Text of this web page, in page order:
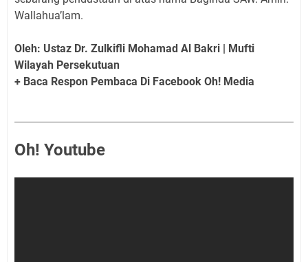
Wallahua’lam.
Oleh: Ustaz Dr. Zulkifli Mohamad Al Bakri | Mufti
Wilayah Persekutuan
+ Baca Respon Pembaca Di Facebook Oh! Media
Oh! Youtube